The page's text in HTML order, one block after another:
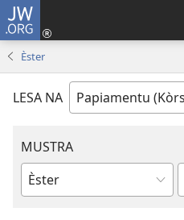
JW.ORG
Èster
LESA NA
MUSTRA
Buki